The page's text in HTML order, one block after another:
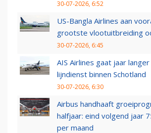
30-07-2026, 6:52
US-Bangla Airlines aan
grootste vlootuitbreiding
30-07-2026, 6:45
AIS Airlines gaat jaar
lijndienst binnen Schotland
30-07-2026, 6:30
Airbus handhaaft
halfjaar: eind volgend jaar
per maand